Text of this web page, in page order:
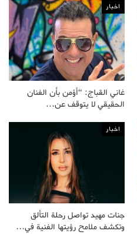
اخبار
غاني القباج: “أؤمن بأن الفنان
الحقيقي لا يتوقف عن…
اخبار
جنات مهيد تواصل رحلة التألق
وتكشف ملامح رؤيتها الفنية في…